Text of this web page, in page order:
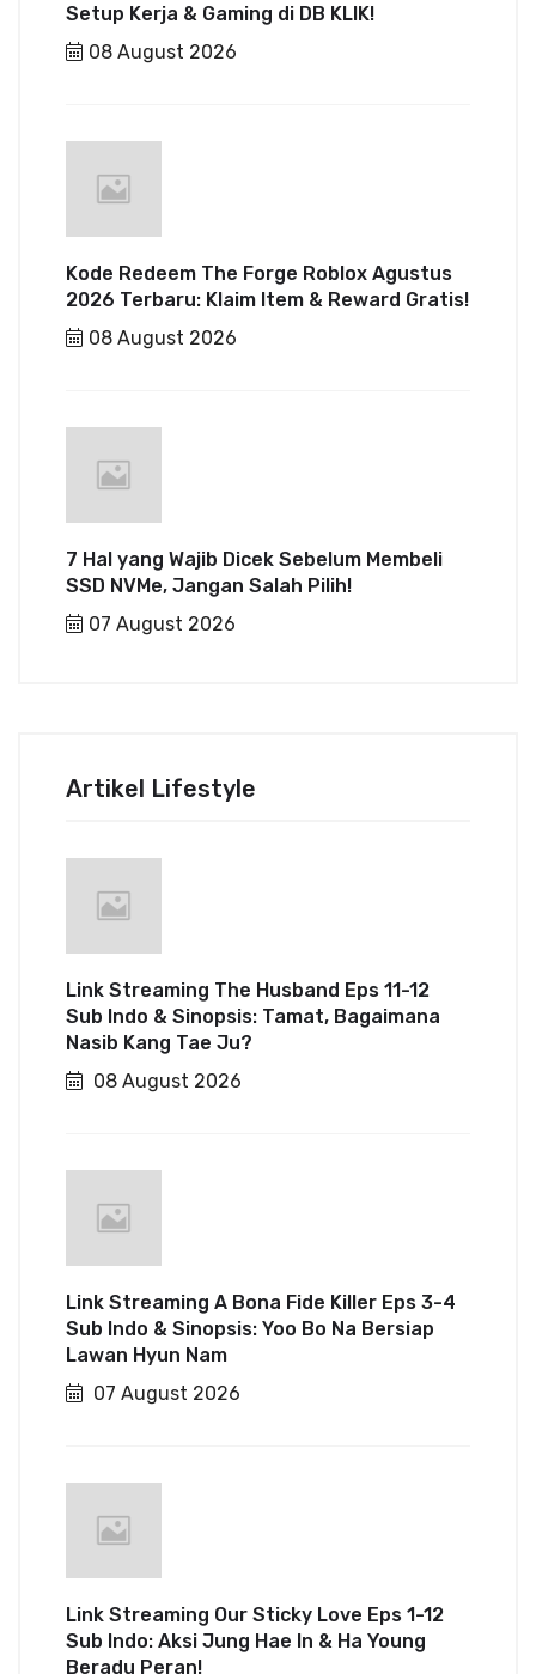
Setup Kerja & Gaming di DB KLIK!
08 August 2026
Kode Redeem The Forge Roblox Agustus
2026 Terbaru: Klaim Item & Reward Gratis!
08 August 2026
7 Hal yang Wajib Dicek Sebelum Membeli
SSD NVMe, Jangan Salah Pilih!
07 August 2026
Artikel Lifestyle
Link Streaming The Husband Eps 11-12
Sub Indo & Sinopsis: Tamat, Bagaimana
Nasib Kang Tae Ju?
08 August 2026
Link Streaming A Bona Fide Killer Eps 3-4
Sub Indo & Sinopsis: Yoo Bo Na Bersiap
Lawan Hyun Nam
07 August 2026
Link Streaming Our Sticky Love Eps 1-12
Sub Indo: Aksi Jung Hae In & Ha Young
Beradu Peran!